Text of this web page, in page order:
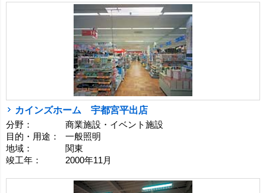
カインズホーム 宇都宮平出店
分野：
商業施設・イベント施設
目的・用途：
一般照明
地域：
関東
竣工年：
2000年11月